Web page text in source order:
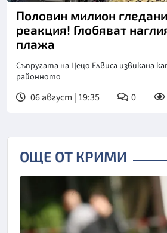
Половин милион
реакция! Глобяват
плажа
Съпругата на Цецо Елвиса извикана
районното
06 август | 19:35 0
ОЩЕ ОТ КРИМИ